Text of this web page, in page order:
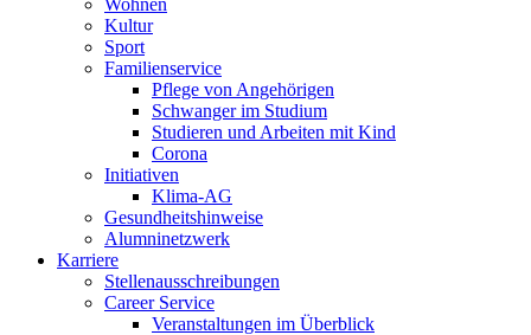
Wohnen
Kultur
Sport
Familienservice
Pflege von Angehörigen
Schwanger im Studium
Studieren und Arbeiten mit Kind
Corona
Initiativen
Klima-AG
Gesundheitshinweise
Alumninetzwerk
Karriere
Stellenausschreibungen
Career Service
Veranstaltungen im Überblick